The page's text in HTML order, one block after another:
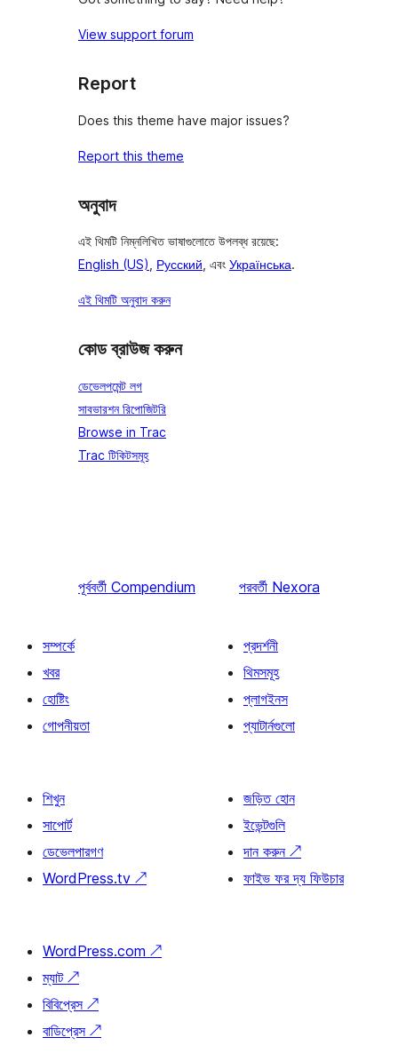
View support forum
Report
Does this theme have major issues?
Report this theme
অনুবাদ
এই থিমটি নিম্নলিখিত ভাষাগুলোতে উপলব্ধ রয়েছে:
English (US)
Русский , এবং Українська.
এই থিমটি অনুবাদ করুন
কোড ব্রাউজ করুন
ডেভেলপমেন্ট লগ
সাবভারশন রিপোজিটরি
Browse in Trac
Trac টিকিটসমূহ
পূর্ববর্তী Compendium পরবর্তী Nexora
সম্পর্কে
খবর
হোষ্টিং
গোপনীয়তা
প্রদর্শনী
থিমসমূহ
প্লাগইনস
প্যাটার্নগুলো
শিখুন
সাপোর্ট
ডেভেলপারগণ
WordPress.tv ↗
জড়িত হোন
ইভেন্টগুলি
দান করুন ↗
ফাইভ ফর দ্য ফিউচার
WordPress.com ↗
ম্যাট ↗
বিবিপ্রেস ↗
বাডিপ্রেস ↗